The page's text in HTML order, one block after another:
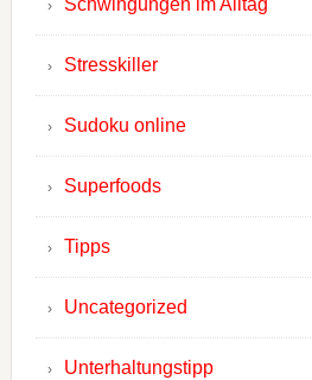
Schwingungen im Alltag
Stresskiller
Sudoku online
Superfoods
Tipps
Uncategorized
Unterhaltungstipp